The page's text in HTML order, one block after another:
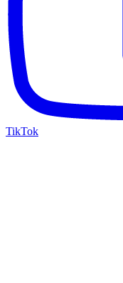
TikTok